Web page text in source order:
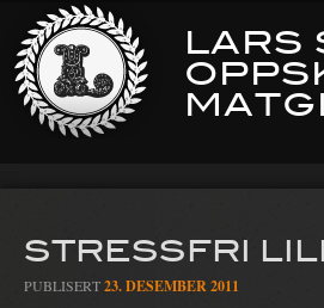
LARS
STRESSFRI
PUBLISERT23. DESEMBER 2011